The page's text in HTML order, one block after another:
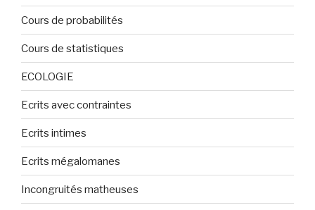
Cours de probabilités
Cours de statistiques
ECOLOGIE
Ecrits avec contraintes
Ecrits intimes
Ecrits mégalomanes
Incongruités matheuses